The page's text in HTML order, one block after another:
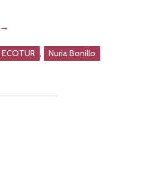
→
ECOTUR , Nuria Bonillo